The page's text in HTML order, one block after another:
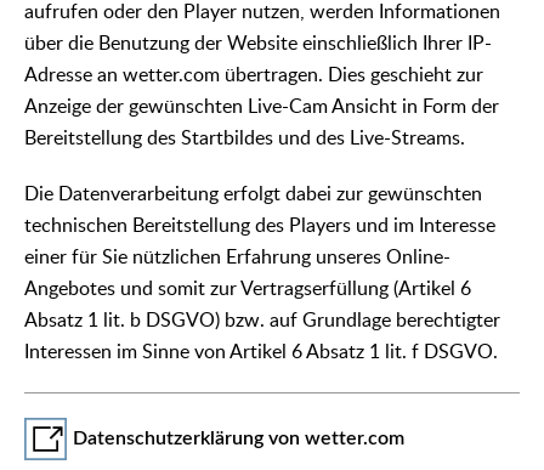
aufrufen oder den Player nutzen, werden Informationen
über die Benutzung der Website einschließlich Ihrer IP-
Adresse an wetter.com übertragen. Dies geschieht zur
Anzeige der gewünschten Live-Cam Ansicht in Form der
Bereitstellung des Startbildes und des Live-Streams.
Die Datenverarbeitung erfolgt dabei zur gewünschten
technischen Bereitstellung des Players und im Interesse
einer für Sie nützlichen Erfahrung unseres Online-
Angebotes und somit zur Vertragserfüllung (Artikel 6
Absatz 1 lit. b DSGVO) bzw. auf Grundlage berechtigter
Interessen im Sinne von Artikel 6 Absatz 1 lit. f DSGVO.
Datenschutzerklärung von wetter.com